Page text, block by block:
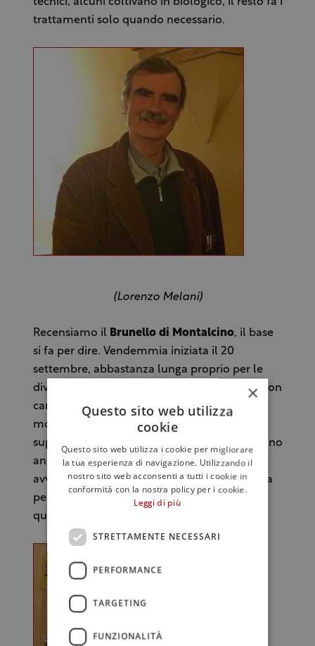
trattamenti solo quando necessario.
(Lorenzo Melani)
Recensiamo il Brunello di Montalcino, il base
si fa per dire. Vendemmia iniziata il 20
settembre, abbastanza lunga proprio per le
diversità di quote ed esposizioni, effettuata con
campionature per determinare il miglior
momento. Oltre ai tecnici della cantina c’è il
supporto di quelli del
che compiono
anch’essi monitoraggi. Una prima selezione
avviene in campagna, una seconda in cantina
per verificare che le uve rispondano alla
qualità richiesta.
×
Questo sito web utilizza
cookie
Questo sito web utilizza i cookie per migliorare
la tua esperienza di navigazione. Utilizzando il
nostro sito web acconsenti a tutti i cookie in
conformità con la nostra policy per i cookie.
Leggi di più
STRETTAMENTE NECESSARI
PERFORMANCE
TARGETING
FUNZIONALITÀ